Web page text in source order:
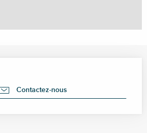
Contactez-nous